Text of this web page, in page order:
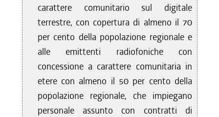
carattere comunitario sul digitale
terrestre, con copertura di almeno il 70
per cento della popolazione regionale e
alle emittenti radiofoniche con
concessione a carattere comunitaria in
etere con almeno il 50 per cento della
popolazione regionale, che impiegano
personale assunto con contratti di